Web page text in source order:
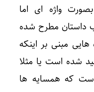
واژه ای اما
داستان مطرح شده
مبنی بر اینکه
شده است یا مثلا
که همسایه ها